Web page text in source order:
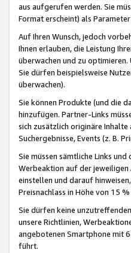
aus aufgerufen werden. Sie
Format erscheint) als
Auf Ihren Wunsch, jedoch
Ihnen erlauben, die Leistung
überwachen und zu
Sie dürfen beispielsweise
überwachen).
Sie können Produkte (und die
hinzufügen. Partner-Links
sich zusätzlich originäre
Suchergebnisse, Events (z. B.
Sie müssen sämtliche Links
Werbeaktion auf der jeweiligen
einstellen und darauf
Preisnachlass in Höhe von 15
Sie dürfen keine
unsere Richtlinien,
angebotenen Smartphone mit
führt.